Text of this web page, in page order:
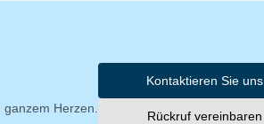
Herzen.
Kontaktieren Sie uns
Rückruf vereinbaren